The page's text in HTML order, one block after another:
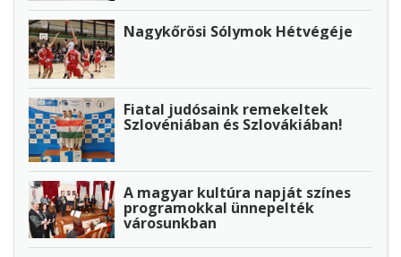
Nagykőrösi Sólymok Hétvégéje
Fiatal judósaink remekeltek
Szlovéniában és Szlovákiában!
A magyar kultúra napját színes
programokkal ünnepelték
városunkban